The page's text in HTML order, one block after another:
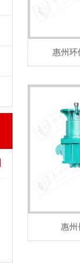
惠州环
惠州